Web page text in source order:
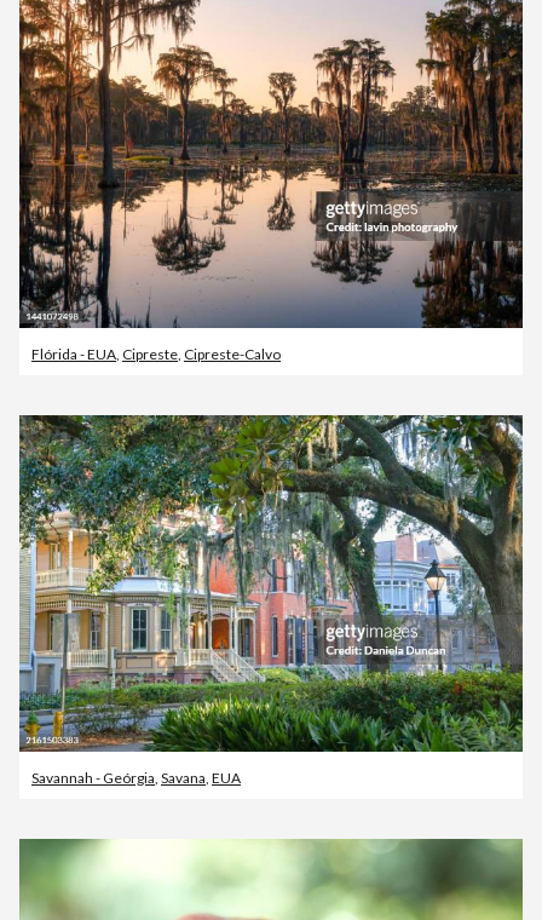
Flórida - EUA, Cipreste, Cipreste-Calvo
Savannah - Geórgia Savana EUA